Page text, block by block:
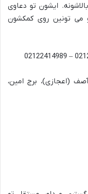
ایشون تو دعاوی
می تونین روی کمکشون
آصف (اعجازی)، برج امین،